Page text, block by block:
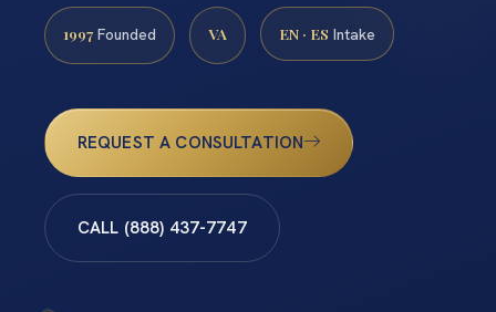
1997 Founded VA EN · ES Intake
REQUEST A CONSULTATION
CALL (888) 437-7747